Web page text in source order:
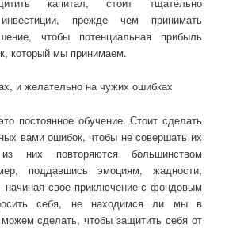
инвестиции, прежде чем принимать
чтобы потенциальная прибыль
который мы принимаем.
и желательно на чужих ошибках
постоянное обучение. Стоит сделать
вами ошибок, чтобы не совершать их
них повторяются большинством
поддавшись эмоциям, жадности,
начиная свое приключение с фондовым
себя, не находимся ли мы в
сделать, чтобы защитить себя от